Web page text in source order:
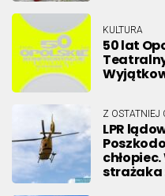
KULTURA
50 lat
Z OSTATNIEJ
LPR
strażaka